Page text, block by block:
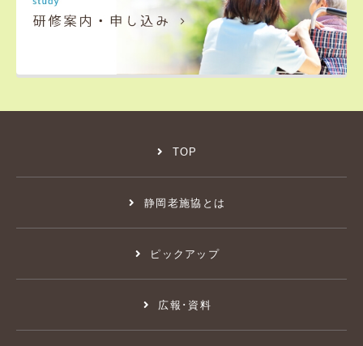
TOP
静岡老施協とは
ピックアップ
広報･資料